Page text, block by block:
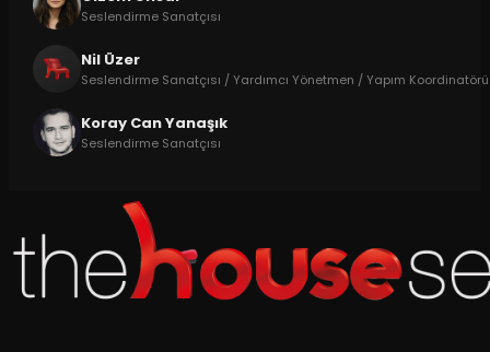
Seslendirme Sanatçısı
Nil Üzer
Seslendirme Sanatçısı / Yardımcı Yönetmen / Yapım Koordinatörü
Koray Can Yanaşık
Seslendirme Sanatçısı